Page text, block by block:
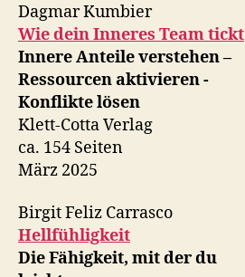
Dagmar Kumbier
Wie dein Inneres Team tickt
Innere Anteile verstehen –
Ressourcen aktivieren -
Konflikte lösen
Klett-Cotta Verlag
ca. 154 Seiten
März 2025
Birgit Feliz Carrasco
Hellfühligkeit
Die Fähigkeit, mit der du